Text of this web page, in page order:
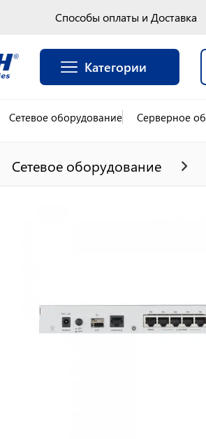
Способы оплаты и Доставка
Категории
Сетевое оборудование Серверное
Сетевое оборудование